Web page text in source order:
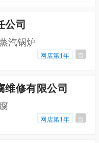
公司
汽锅炉
网店第1年 百
维修有限公司
网店第1年 百